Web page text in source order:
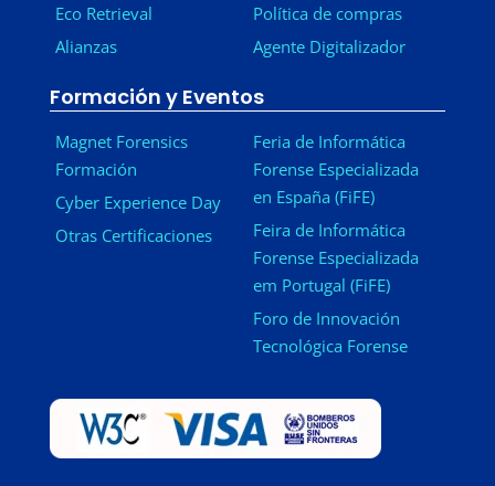
Eco Retrieval
Alianzas
Política de compras
Agente Digitalizador
Formación y Eventos
Magnet Forensics
Formación
Cyber Experience Day
Otras Certificaciones
Feria de Informática
Forense Especializada
en España (FiFE)
Feira de Informática
Forense Especializada
em Portugal (FiFE)
Foro de Innovación
Tecnológica Forense